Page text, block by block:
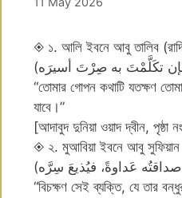
◈ ১. আলি ইবনে আবু তালিব
“তোমার গোপন কথাটি যতক্ষণ
যাবে।”
[আদাবুদ দুনিয়া ওয়াদ দ্বীন, পৃষ্ঠা
◈ ২. মুআবিয়া ইবনে আবু সুফিয়ান
“বিচক্ষণ সেই ব্যক্তি, যে তার